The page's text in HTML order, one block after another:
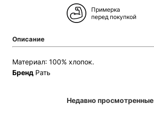
Примерка
перед покупкой
Описание
Материал: 100% хлопок.
Бренд Рать
Недавно просмотренные